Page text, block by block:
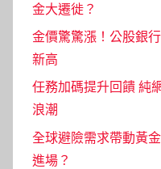
金大遷徙？
金價驚驚漲！公股銀
新高
任務加碼提升回饋 純
浪潮
全球避險需求帶動黃
進場？